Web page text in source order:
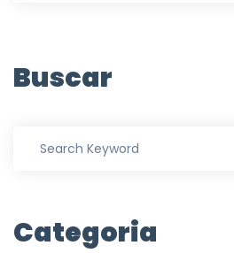
Buscar
Categoria